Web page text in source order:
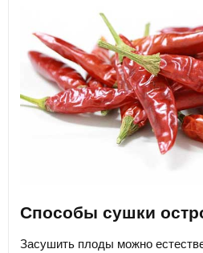
Способы сушки
Засушить плоды можно